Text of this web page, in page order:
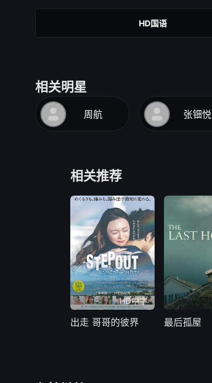
HD国语
相关明星
周航 张钿悦
相关推荐
HD中字
出走 哥哥的彼界 最后孤屋